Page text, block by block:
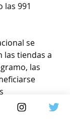
las 991
se
las tiendas a
las
las fuentes.